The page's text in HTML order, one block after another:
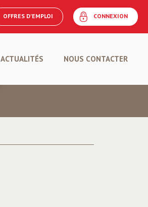
OFFRES D'EMPLOI CONNEXION
ACTUALITÉS NOUS CONTACTER